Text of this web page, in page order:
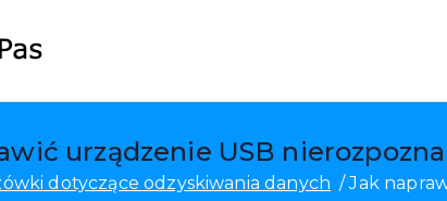
urządzenie USB
dotyczące odzyskiwania danych Jak